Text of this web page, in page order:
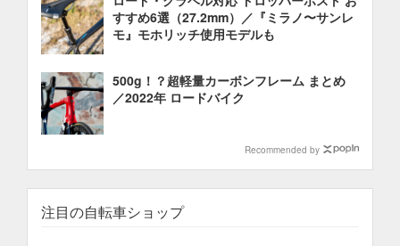
すすめ6選（27.2mm）／『ミラノ〜サンレ
モ』モホリッチ使用モデルも
500g！？超軽量カーボンフレーム まとめ
／2022年 ロードバイク
Recommended by
注目の自転車ショップ